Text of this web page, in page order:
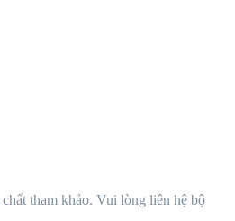
tham khảo. Vui lòng liên hệ bộ